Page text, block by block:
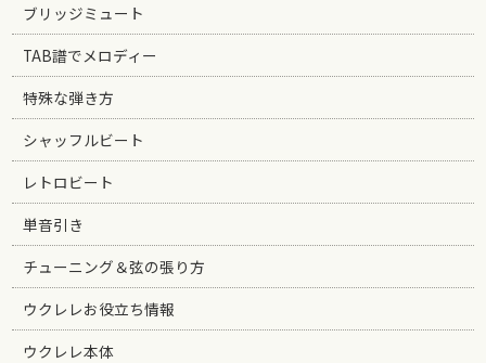
ブリッジミュート
TAB譜でメロディー
特殊な弾き方
シャッフルビート
レトロビート
単音引き
チューニング＆弦の張り方
ウクレレお役立ち情報
ウクレレ本体